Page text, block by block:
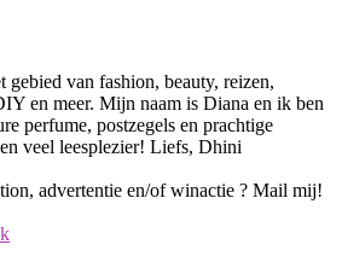
van fashion, beauty, reizen,
en meer. Mijn naam is Diana en ik ben
perfume, postzegels en prachtige
veel leesplezier! Liefs, Dhini
advertentie en/of winactie ? Mail mij!